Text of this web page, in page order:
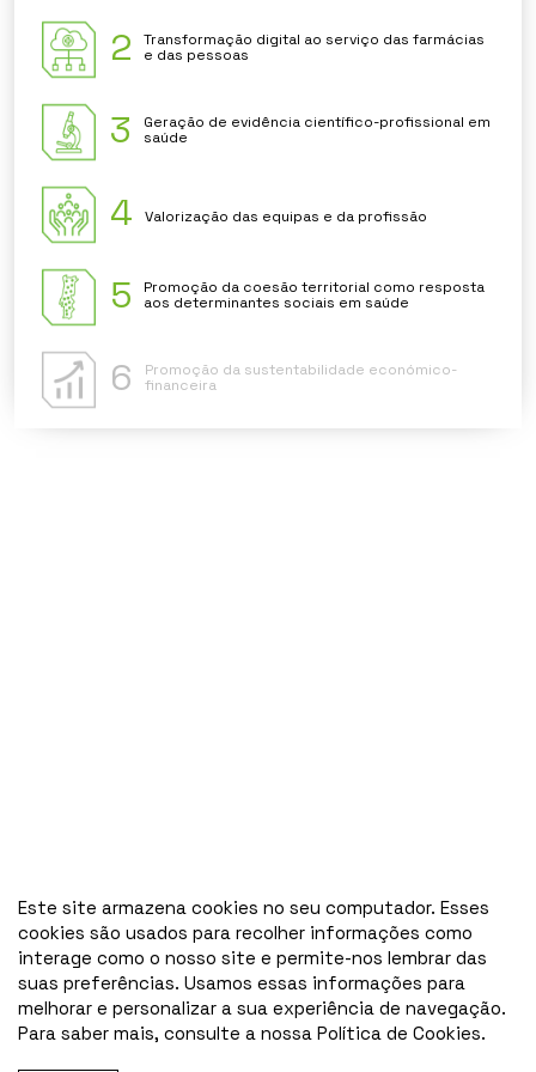
2
Transformação digital ao serviço das farmácias
e das pessoas
3
Geração de evidência científico-profissional em
saúde
4 Valorização das equipas e da profissão
5
Promoção da coesão territorial como resposta
aos determinantes sociais em saúde
6
Promoção da sustentabilidade económico-
financeira
Este site armazena cookies no seu computador. Esses
cookies são usados para recolher informações como
interage como o nosso site e permite-nos lembrar das
suas preferências. Usamos essas informações para
melhorar e personalizar a sua experiência de navegação.
Para saber mais, consulte a nossa Política de Cookies.